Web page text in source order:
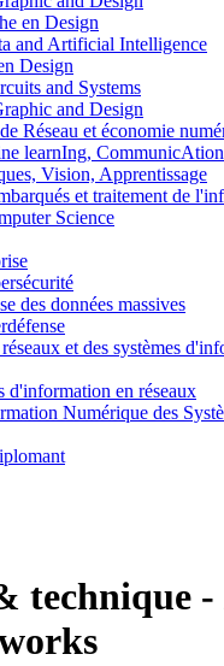
en Design
and Artificial Intelligence
Design
and Systems
and Design
Réseau et économie
learnIng,
Vision, Apprentissage
et traitement de
Science
des données massives
et des systèmes
d'information en réseaux
Numérique des
technique -